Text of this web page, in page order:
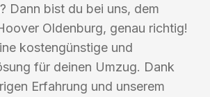
Dann bist du bei uns, dem
Oldenburg, genau richtig!
kostengünstige und
für deinen Umzug. Dank
Erfahrung und unserem